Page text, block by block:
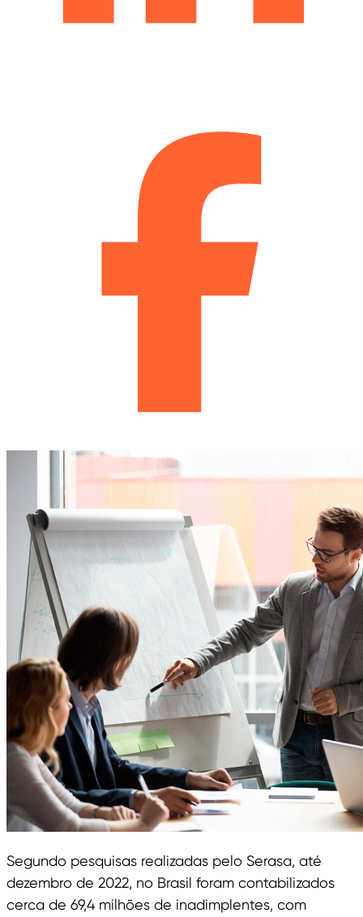
Segundo pesquisas realizadas pelo Serasa, até
dezembro de 2022, no Brasil foram contabilizados
cerca de 69,4 milhões de inadimplentes, com